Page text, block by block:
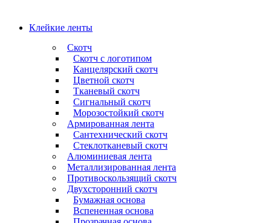
Клейкие ленты
Скотч
Скотч с логотипом
Канцелярский скотч
Цветной скотч
Тканевый скотч
Сигнальный скотч
Морозостойкий скотч
Армированная лента
Сантехнический скотч
Стеклотканевый скотч
Алюминиевая лента
Металлизированная лента
Противоскользящий скотч
Двухсторонний скотч
Бумажная основа
Вспененная основа